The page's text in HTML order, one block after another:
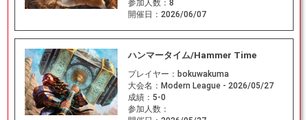
参加人数： 8
開催日： 2026/06/07
ハンマータイム/Hammer Time
プレイヤー： bokuwakuma
大会名： Modern League - 2026/05/27
成績： 5-0
参加人数：